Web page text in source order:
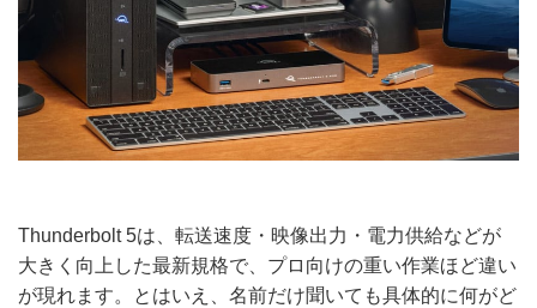
Thunderbolt 5は、転送速度・映像出力・電力供給などが
大きく向上した最新規格で、プロ向けの重い作業ほど違い
が現れます。とはいえ、名前だけ聞いても具体的に何がど